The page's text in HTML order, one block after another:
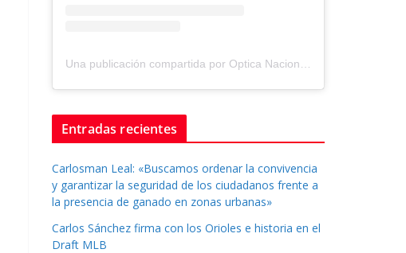
Una publicación compartida por Optica Nacional ® (@tuopticanacional)
Entradas recientes
Carlosman Leal: «Buscamos ordenar la convivencia
y garantizar la seguridad de los ciudadanos frente a
la presencia de ganado en zonas urbanas»
Carlos Sánchez firma con los Orioles e historia en el
Draft MLB